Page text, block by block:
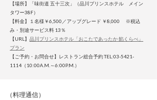
【場所】「味街道 五十三次」（品川プリンスホテル メイン
タワー38F）
【料金】１名様￥6,500／アップグレード ￥8,000 ※税込
み・別途サービス料 13％
【URL】 品川プリンスホテル「おこたであったか 餡くらべ」
プラン
【ご予約・お問合せ】レストラン総合予約 TEL:03-5421-
1114（10:00A.M.～6:00P.M.）
（料理通信）